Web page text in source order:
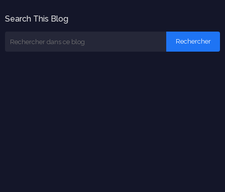
Search This Blog